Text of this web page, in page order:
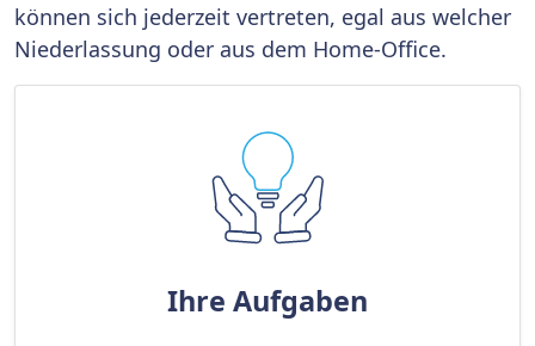
können sich jederzeit vertreten, egal aus welcher
Niederlassung oder aus dem Home-Office.
Ihre Aufgaben